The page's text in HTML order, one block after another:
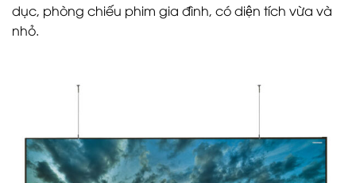
dục, phòng chiếu phim gia đình, có diện tích vừa và
nhỏ.